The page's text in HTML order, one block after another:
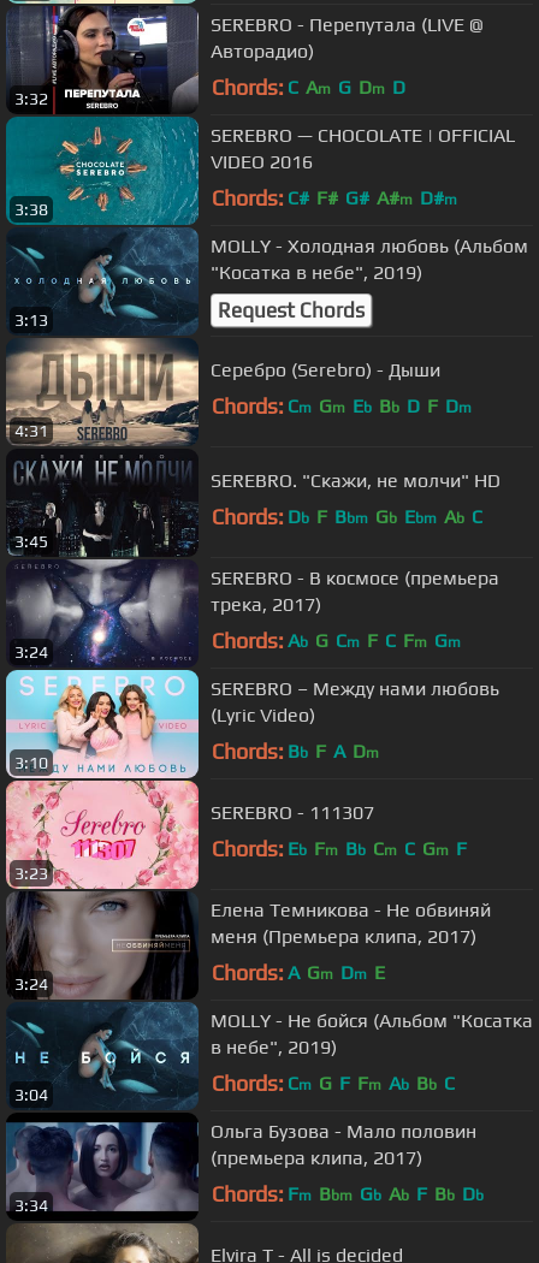
3:32
SEREBRO - Перепутала (LIVE @
Авторадио)
Chords: C Am G Dm D
3:38
SEREBRO — CHOCOLATE | OFFICIAL
VIDEO 2016
Chords: C# F# G# A#m D#m
3:13
MOLLY - Холодная любовь (Альбом
"Косатка в небе", 2019)
Request Chords
4:31
Серебро (Serebro) - Дыши
Chords: Cm Gm Eb Bb D F Dm
3:45
SEREBRO. "Скажи, не молчи" HD
Chords: Db F Bbm Gb Ebm Ab C
3:24
SEREBRO - В космосе (премьера
трека, 2017)
Chords: Ab G Cm F C Fm Gm
3:10
SEREBRO – Между нами любовь
(Lyric Video)
Chords: Bb F A Dm
3:23
SEREBRO - 111307
Chords: Eb Fm Bb Cm C Gm F
3:24
Елена Темникова - Не обвиняй
меня (Премьера клипа, 2017)
Chords: A Gm Dm E
3:04
MOLLY - Не бойся (Альбом "Косатка
в небе", 2019)
Chords: Cm G F Fm Ab Bb C
3:34
Ольга Бузова - Мало половин
(премьера клипа, 2017)
Chords: Fm Bbm Gb Ab F Bb Db
Elvira T - All is decided